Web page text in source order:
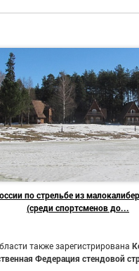
по стрельбе из
(среди спортсменов до...
также зарегистрирована
Федерация стендовой